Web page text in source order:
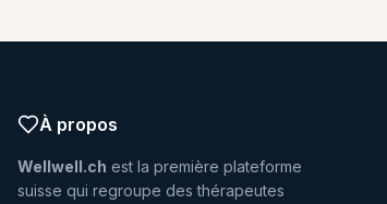
À propos
Wellwell.ch est la première plateforme
suisse qui regroupe des thérapeutes